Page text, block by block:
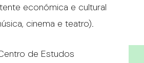
económica e cultural
cinema e teatro).
de Estudos